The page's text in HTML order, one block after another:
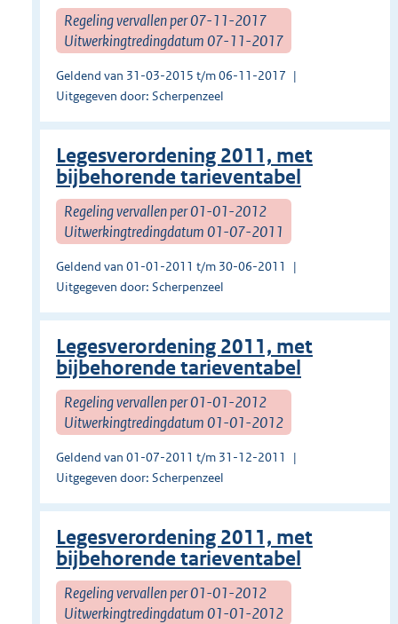
Regeling vervallen per 07-11-2017
Uitwerkingtredingdatum 07-11-2017
Geldend van 31-03-2015 t/m 06-11-2017
Uitgegeven door: Scherpenzeel
Legesverordening 2011, met
bijbehorende tarieventabel
Regeling vervallen per 01-01-2012
Uitwerkingtredingdatum 01-07-2011
Geldend van 01-01-2011 t/m 30-06-2011
Uitgegeven door: Scherpenzeel
Legesverordening 2011, met
bijbehorende tarieventabel
Regeling vervallen per 01-01-2012
Uitwerkingtredingdatum 01-01-2012
Geldend van 01-07-2011 t/m 31-12-2011
Uitgegeven door: Scherpenzeel
Legesverordening 2011, met
bijbehorende tarieventabel
Regeling vervallen per 01-01-2012
Uitwerkingtredingdatum 01-01-2012